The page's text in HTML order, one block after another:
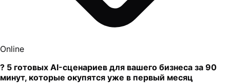
Online
? 5 готовых AI-сценариев для вашего бизнеса за 90
минут, которые окупятся уже в первый месяц